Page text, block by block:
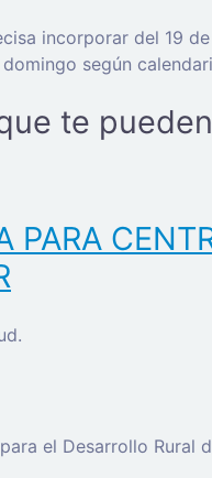
incorporar del 19
según
te
PARA
el Desarrollo Rural